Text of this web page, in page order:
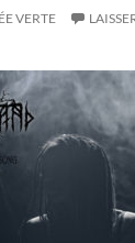
VERTE